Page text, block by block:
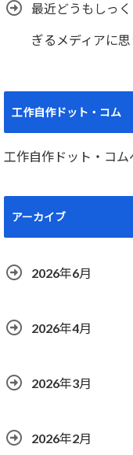
最近どうもしっ
ぎるメディアに思
工作自作ドット・コム
工作自作ドット・コム
アーカイブ
2026年6月
2026年4月
2026年3月
2026年2月